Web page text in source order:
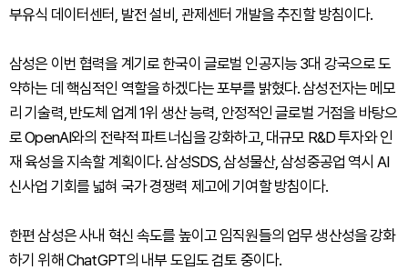
부유식 데이터센터, 발전 설비, 관제센터 개발을 추진할 방침이다.
삼성은 이번 협력을 계기로 한국이 글로벌 인공지능 3대 강국으로 도
약하는 데 핵심적인 역할을 하겠다는 포부를 밝혔다. 삼성전자는 메모
리 기술력, 반도체 업계 1위 생산 능력, 안정적인 글로벌 거점을 바탕으
로 OpenAI와의 전략적 파트너십을 강화하고, 대규모 R&D 투자와 인
재 육성을 지속할 계획이다. 삼성SDS, 삼성물산, 삼성중공업 역시 AI
신사업 기회를 넓혀 국가 경쟁력 제고에 기여할 방침이다.
한편 삼성은 사내 혁신 속도를 높이고 임직원들의 업무 생산성을 강화
하기 위해 ChatGPT의 내부 도입도 검토 중이다.